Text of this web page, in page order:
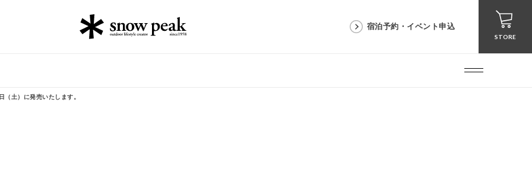
STORE
宿泊予約・イベント申込
土）に発売いたします。